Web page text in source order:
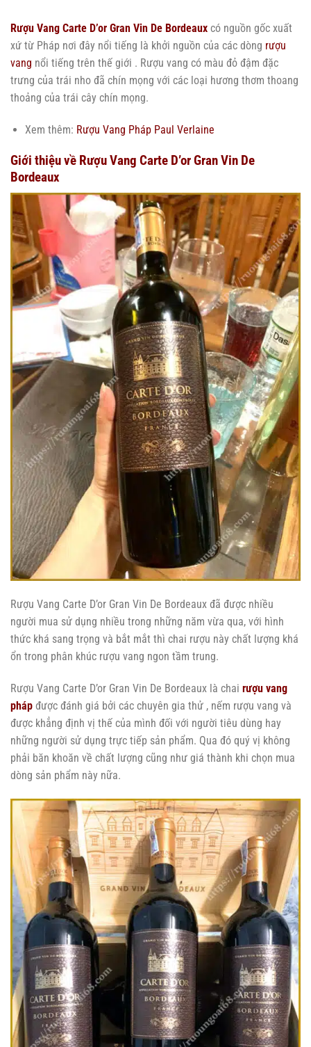
Rượu Vang Carte D’or Gran Vin De Bordeaux có nguồn gốc xuất
xứ từ Pháp nơi đây nổi tiếng là khởi nguồn của các dòng rượu
vang nổi tiếng trên thế giới . Rượu vang có màu đỏ đậm đặc
trưng của trái nho đã chín mọng với các loại hương thơm thoang
thoảng của trái cây chín mọng.
Xem thêm: Rượu Vang Pháp Paul Verlaine
Giới thiệu về Rượu Vang Carte D’or Gran Vin De
Bordeaux
Rượu Vang Carte D’or Gran Vin De Bordeaux đã được nhiều
người mua sử dụng nhiều trong những năm vừa qua, với hình
thức khá sang trọng và bắt mắt thì chai rượu này chất lượng khá
ổn trong phân khúc rượu vang ngon tầm trung.
Rượu Vang Carte D’or Gran Vin De Bordeaux là chai rượu vang
pháp được đánh giá bởi các chuyên gia thử , nếm rượu vang và
được khẳng định vị thế của mình đối với người tiêu dùng hay
những người sử dụng trực tiếp sản phẩm. Qua đó quý vị không
phải băn khoăn về chất lượng cũng như giá thành khi chọn mua
dòng sản phẩm này nữa.